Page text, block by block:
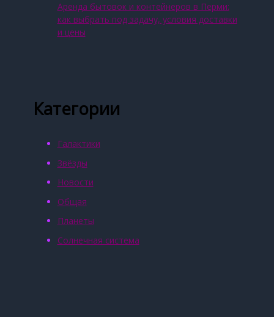
Аренда бытовок и контейнеров в Перми:
как выбрать под задачу, условия доставки
и цены
Категории
Галактики
Звёзды
Новости
Общая
Планеты
Солнечная система